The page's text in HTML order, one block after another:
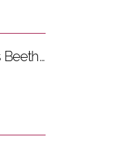
Candlelight: Mozart vs Beethoven